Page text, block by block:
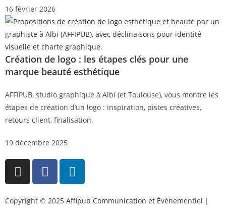
16 février 2026
Création de logo : les étapes clés pour une
marque beauté esthétique
AFFIPUB, studio graphique à Albi (et Toulouse), vous montre les
étapes de création d’un logo : inspiration, pistes créatives,
retours client, finalisation.
19 décembre 2025
Copyright © 2025 Affipub Communication et Événementiel |